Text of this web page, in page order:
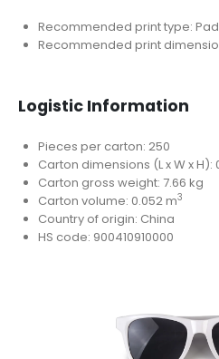
Recommended print type:
Recommended print
Logistic Information
Pieces per carton: 250
Carton dimensions (L x W x H):
Carton gross weight: 7.66 kg
Carton volume: 0.052 m3
Country of origin: China
HS code: 900410910000